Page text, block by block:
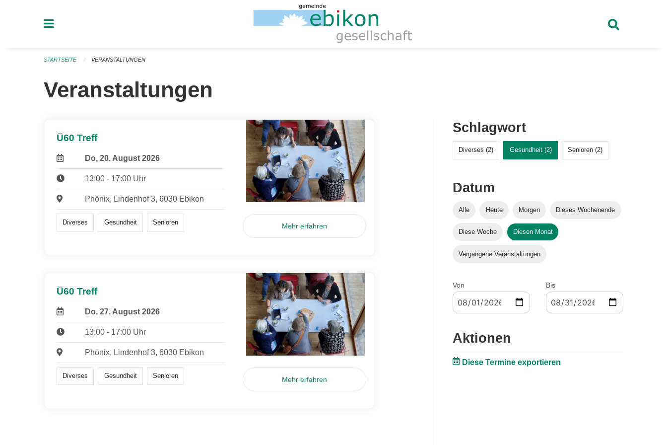
STARTSEITE VERANSTALTUNGEN
Veranstaltungen
Ü60 Treff
Do, 20. August 2026
13:00 - 17:00 Uhr
Phönix, Lindenhof 3, 6030 Ebikon
Diverses Gesundheit Senioren Mehr erfahren
Ü60 Treff
Do, 27. August 2026
13:00 - 17:00 Uhr
Phönix, Lindenhof 3, 6030 Ebikon
Diverses Gesundheit Senioren Mehr erfahren
Schlagwort
Diverses (2) Gesundheit (2) Senioren (2)
Datum
Alle Heute Morgen Dieses Wochenende
Diese Woche Diesen Monat
Vergangene Veranstaltungen
Von Bis
Aktionen
Diese Termine exportieren